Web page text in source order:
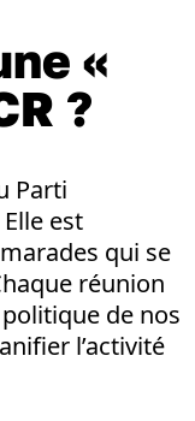
«
?
Parti
est
qui se
réunion
de nos
l’activité